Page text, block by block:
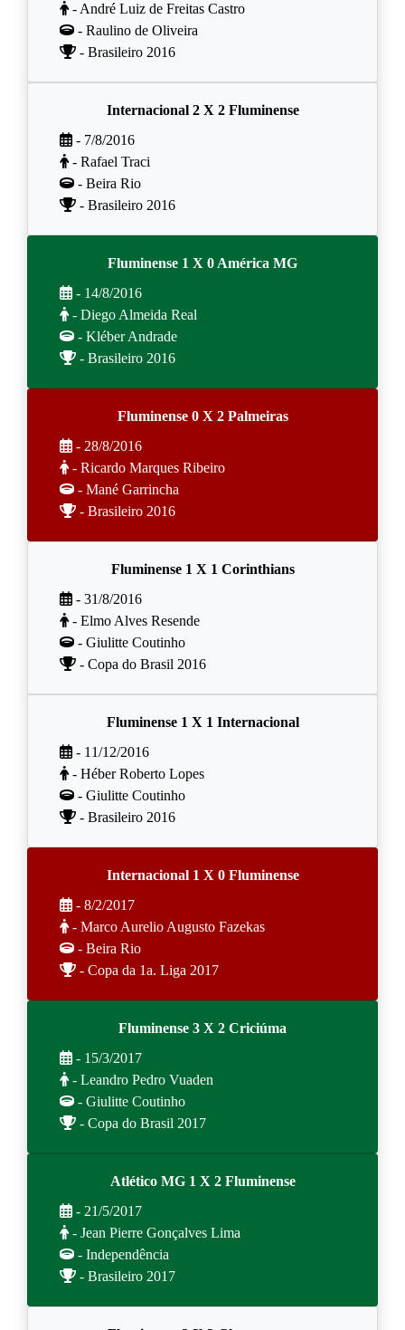
- André Luiz de Freitas Castro
- Raulino de Oliveira
- Brasileiro 2016
Internacional 2 X 2 Fluminense
- 7/8/2016
- Rafael Traci
- Beira Rio
- Brasileiro 2016
Fluminense 1 X 0 América MG
- 14/8/2016
- Diego Almeida Real
- Kléber Andrade
- Brasileiro 2016
Fluminense 0 X 2 Palmeiras
- 28/8/2016
- Ricardo Marques Ribeiro
- Mané Garrincha
- Brasileiro 2016
Fluminense 1 X 1 Corinthians
- 31/8/2016
- Elmo Alves Resende
- Giulitte Coutinho
- Copa do Brasil 2016
Fluminense 1 X 1 Internacional
- 11/12/2016
- Héber Roberto Lopes
- Giulitte Coutinho
- Brasileiro 2016
Internacional 1 X 0 Fluminense
- 8/2/2017
- Marco Aurelio Augusto Fazekas
- Beira Rio
- Copa da 1a. Liga 2017
Fluminense 3 X 2 Criciúma
- 15/3/2017
- Leandro Pedro Vuaden
- Giulitte Coutinho
- Copa do Brasil 2017
Atlético MG 1 X 2 Fluminense
- 21/5/2017
- Jean Pierre Gonçalves Lima
- Independência
- Brasileiro 2017